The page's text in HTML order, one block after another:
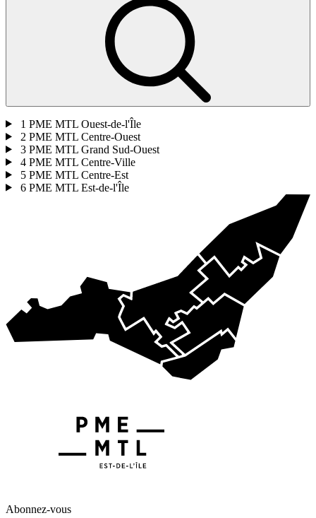
1 PME MTL Ouest-de-l'Île
2 PME MTL Centre-Ouest
3 PME MTL Grand Sud-Ouest
4 PME MTL Centre-Ville
5 PME MTL Centre-Est
6 PME MTL Est-de-l'Île
Abonnez-vous